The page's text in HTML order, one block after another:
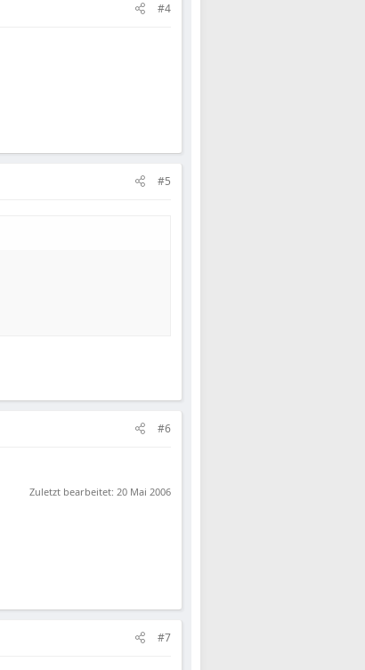
#4
#5
#6
Zuletzt bearbeitet: 20 Mai 2006
#7